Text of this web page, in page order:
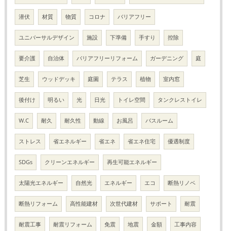
潜伏 材質 物質 コロナ バリアフリー
ユニバーサルデザイン 施設 下準備 手すり 控除
要介護 自治体 バリアフリーリフォーム ガーデニング 庭
芝生 ウッドデッキ 庭園 テラス 植物 室内窓
後付け 明るい 光 日光 トイレ空間 タンクレストイレ
W.C 耐久 耐久性 動線 お風呂 バスルーム
ストレス 省エネルギー 省エネ 省エネ住宅 優遇制度
SDGs クリーンエネルギー 再生可能エネルギー
太陽光エネルギー 自然光 エネルギー エコ 断熱リノベ
断熱リフォーム 高性能建材 次世代建材 サポート 耐震
耐震工事 耐震リフォーム 免震 地震 金額 工事内容